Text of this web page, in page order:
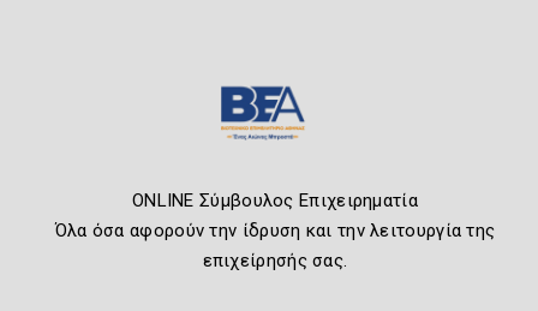
ONLINE Σύμβουλος Επιχειρηματία
Όλα όσα αφορούν την ίδρυση και την λειτουργία της
επιχείρησής σας.